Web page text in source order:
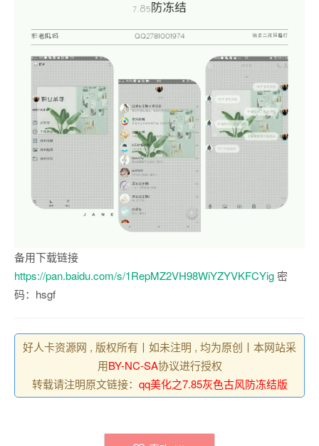
备用下载链接
https://pan.baidu.com/s/1RepMZ2VH98WiYZYVKFCYig 密
码：hsgf
好人卡资源网 , 版权所有丨如未注明 , 均为原创丨本网站采
用BY-NC-SA协议进行授权
转载请注明原文链接： qq美化之7.85灰色古风防冻结版